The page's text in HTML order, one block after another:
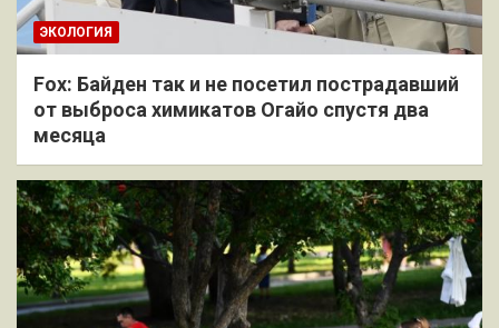
ЭКОЛОГИЯ
Fox: Байден так и не посетил пострадавший
от выброса химикатов Огайо спустя два
месяца